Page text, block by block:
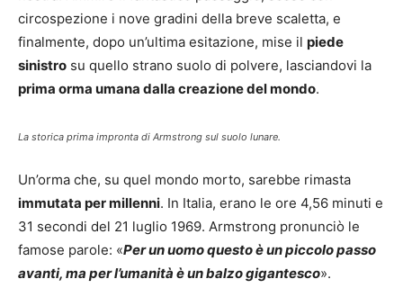
circospezione i nove gradini della breve scaletta, e
finalmente, dopo un’ultima esitazione, mise il piede
sinistro su quello strano suolo di polvere, lasciandovi la
prima orma umana dalla creazione del mondo.
La storica prima impronta di Armstrong sul suolo lunare.
Un’orma che, su quel mondo morto, sarebbe rimasta
immutata per millenni. In Italia, erano le ore 4,56 minuti e
31 secondi del 21 luglio 1969. Armstrong pronunciò le
famose parole: «Per un uomo questo è un piccolo passo
avanti, ma per l’umanità è un balzo gigantesco».